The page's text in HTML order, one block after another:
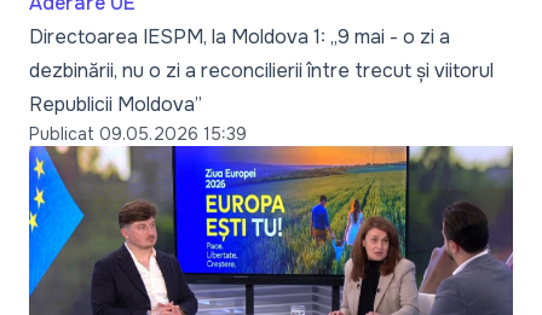
Directoarea IESPM, la Moldova 1: „9 mai - o zi a
dezbinării, nu o zi a reconcilierii între trecut și viitorul
Republicii Moldova”
Publicat 09.05.2026 15:39